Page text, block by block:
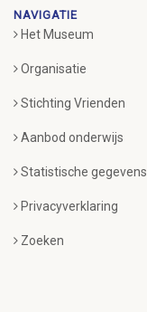
NAVIGATIE
Het Museum
Organisatie
Stichting Vrienden
Aanbod onderwijs
Statistische gegevens
Privacyverklaring
Zoeken